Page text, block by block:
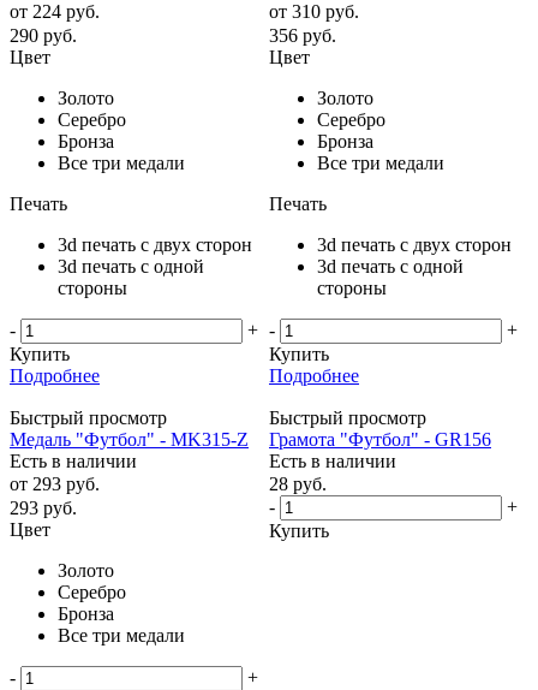
от 224 руб.
290 руб.
Цвет
Золото
Серебро
Бронза
Все три медали
Печать
3d печать с двух сторон
3d печать с одной
стороны
-
+
Купить
Подробнее
от 310 руб.
356 руб.
Цвет
Золото
Серебро
Бронза
Все три медали
Печать
3d печать с двух сторон
3d печать с одной
стороны
-
+
Купить
Подробнее
Быстрый просмотр
Медаль "Футбол" - MK315-Z
Есть в наличии
от 293 руб.
293 руб.
Цвет
Золото
Серебро
Бронза
Все три медали
-
+
Быстрый просмотр
Грамота "Футбол" - GR156
Есть в наличии
28 руб.
-
+
Купить